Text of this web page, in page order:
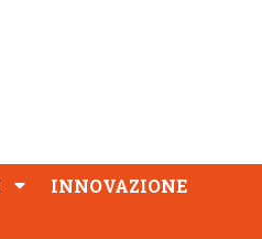
INNOVAZIONE